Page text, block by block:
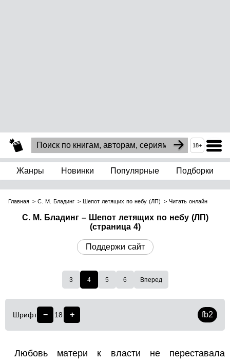
18+
Жанры Новинки Популярные Подборки
Главная С. М. Бладинг Шепот летящих по небу (ЛП) Читать онлайн
С. М. Бладинг – Шепот летящих по небу (ЛП)
(страница 4)
Поддержи сайт
3 4 5 6 Вперед
Шрифт − 18 + fb2
Любовь матери к власти не переставала